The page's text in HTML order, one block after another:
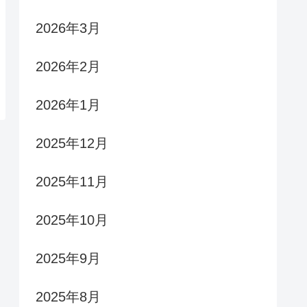
2026年3月
2026年2月
2026年1月
2025年12月
2025年11月
2025年10月
2025年9月
2025年8月